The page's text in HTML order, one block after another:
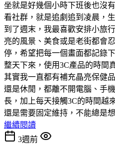
坐就是好幾個小時下班後也沒
看社群，就是追劇追到凌晨，
到了週末，我最喜歡安排小旅
亮的風景、美食或是老街都會
停，希望把每一個畫面都記錄
整天下來，使用3C產品的時間
其實我一直都有補充晶亮保健
還是休閒，都離不開電腦、手
長，加上每天接觸3C的時間越
還是需要固定維持，不能總是
繼續閱讀
3週前